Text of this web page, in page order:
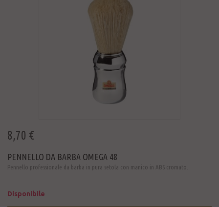
8,70 €
PENNELLO DA BARBA OMEGA 48
Pennello professionale da barba in pura setola con manico in ABS cromato.
Disponibile